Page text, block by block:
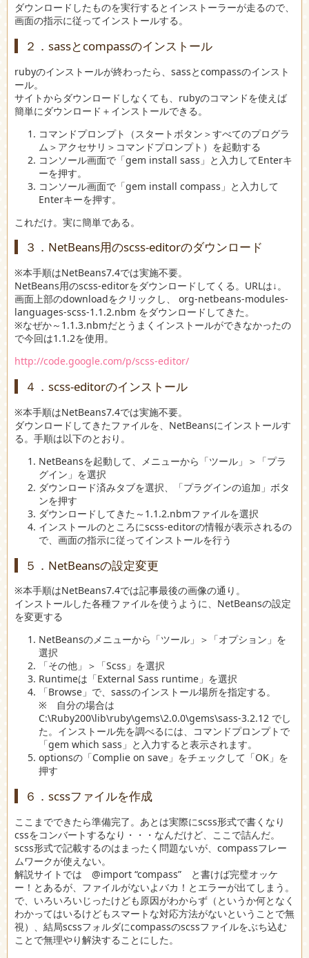
ダウンロードしたものを実行するとインストーラーが走るので、
画面の指示に従ってインストールする。
２．sassとcompassのインストール
rubyのインストールが終わったら、sassとcompassのインスト
ール。
サイトからダウンロードしなくても、rubyのコマンドを使えば
簡単にダウンロード＋インストールできる。
コマンドプロンプト（スタートボタン＞すべてのプログラ
ム＞アクセサリ＞コマンドプロンプト）を起動する
コンソール画面で「gem install sass」と入力してEnterキ
ーを押す。
コンソール画面で「gem install compass」と入力して
Enterキーを押す。
これだけ。実に簡単である。
３．NetBeans用のscss-editorのダウンロード
※本手順はNetBeans7.4では実施不要。
NetBeans用のscss-editorをダウンロードしてくる。URLは↓。
画面上部のdownloadをクリックし、 org-netbeans-modules-
languages-scss-1.1.2.nbm をダウンロードしてきた。
※なぜか～1.1.3.nbmだとうまくインストールができなかったの
で今回は1.1.2を使用。
http://code.google.com/p/scss-editor/
４．scss-editorのインストール
※本手順はNetBeans7.4では実施不要。
ダウンロードしてきたファイルを、NetBeansにインストールす
る。手順は以下のとおり。
NetBeansを起動して、メニューから「ツール」＞「プラ
グイン」を選択
ダウンロード済みタブを選択、「プラグインの追加」ボタ
ンを押す
ダウンロードしてきた～1.1.2.nbmファイルを選択
インストールのところにscss-editorの情報が表示されるの
で、画面の指示に従ってインストールを行う
５．NetBeansの設定変更
※本手順はNetBeans7.4では記事最後の画像の通り。
インストールした各種ファイルを使うように、NetBeansの設定
を変更する
NetBeansのメニューから「ツール」＞「オプション」を
選択
「その他」＞「Scss」を選択
Runtimeは「External Sass runtime」を選択
「Browse」で、sassのインストール場所を指定する。
※ 自分の場合は
C:\Ruby200\lib\ruby\gems\2.0.0\gems\sass-3.2.12 でし
た。インストール先を調べるには、コマンドプロンプトで
「gem which sass」と入力すると表示されます。
optionsの「Complie on save」をチェックして「OK」を
押す
６．scssファイルを作成
ここまでできたら準備完了。あとは実際にscss形式で書くなり
cssをコンバートするなり・・・なんだけど、ここで詰んだ。
scss形式で記載するのはまったく問題ないが、compassフレー
ムワークが使えない。
解説サイトでは @import “compass” と書けば完璧オッケ
ー！とあるが、ファイルがないよバカ！とエラーが出てしまう。
で、いろいろいじったけども原因がわからず（というか何となく
わかってはいるけどもスマートな対応方法がないということで無
視）、結局scssフォルダにcompassのscssファイルをぶち込む
ことで無理やり解決することにした。